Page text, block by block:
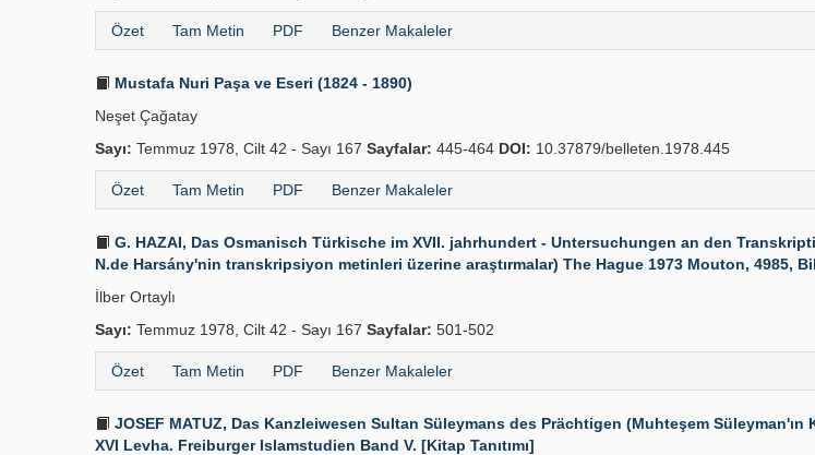
Özet Tam Metin PDF Benzer Makaleler
Mustafa Nuri Paşa ve Eseri (1824 - 1890)
Neşet Çağatay
Sayı: Temmuz 1978, Cilt 42 - Sayı 167 Sayfalar: 445-464 DOI: 10.37879/belleten.1978.445
Özet Tam Metin PDF Benzer Makaleler
G. HAZAI, Das Osmanisch Türkische im XVII. jahrhundert - Untersuchungen an den
N.de Harsány'nin transkripsiyon metinleri üzerine araştırmalar) The Hague 1973 Mouton, 4985,
İlber Ortaylı
Sayı: Temmuz 1978, Cilt 42 - Sayı 167 Sayfalar: 501-502
Özet Tam Metin PDF Benzer Makaleler
JOSEF MATUZ, Das Kanzleiwesen Sultan Süleymans des Prächtigen (Muhteşem Süleyman'ın
XVI Levha. Freiburger Islamstudien Band V. [Kitap Tanıtımı]